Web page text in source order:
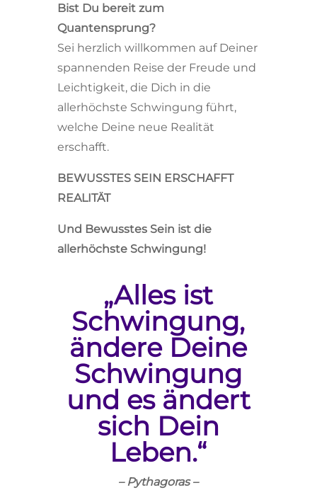
Bist Du bereit zum
Quantensprung?
Sei herzlich willkommen auf Deiner
spannenden Reise der Freude und
Leichtigkeit, die Dich in die
allerhöchste Schwingung führt,
welche Deine neue Realität
erschafft.
BEWUSSTES SEIN ERSCHAFFT
REALITÄT
Und Bewusstes Sein ist die
allerhöchste Schwingung!
„Alles ist
Schwingung,
ändere Deine
Schwingung
und es ändert
sich Dein
Leben.“
– Pythagoras –